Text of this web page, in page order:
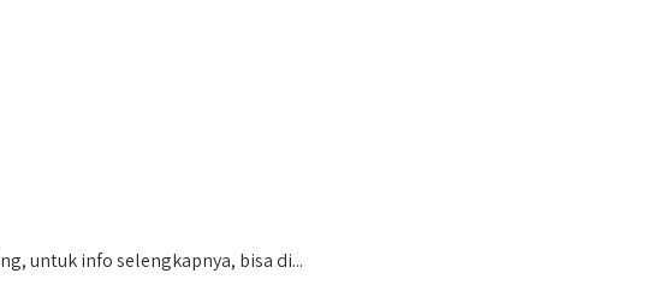
untuk info selengkapnya, bisa di...